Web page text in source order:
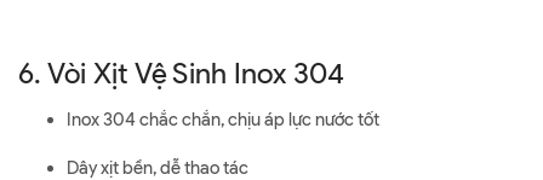
6. Vòi Xịt Vệ Sinh Inox 304
Inox 304 chắc chắn, chịu áp lực nước tốt
Dây xịt bền, dễ thao tác